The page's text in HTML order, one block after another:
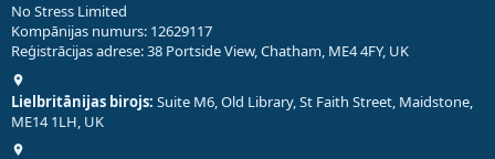
No Stress Limited
Kompānijas numurs: 12629117
Reģistrācijas adrese: 38 Portside View, Chatham, ME4 4FY, UK
Lielbritānijas birojs: Suite M6, Old Library, St Faith Street, Maidstone,
ME14 1LH, UK